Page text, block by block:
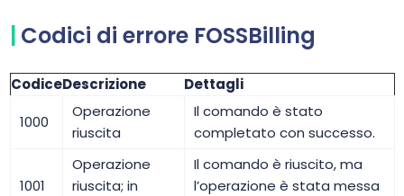
Codici di errore FOSSBilling
CodiceDescrizione
Dettagli
1000
Operazione
riuscita
Il comando è stato
completato con successo.
1001
Operazione
riuscita; in
Il comando è riuscito, ma
l’operazione è stata messa